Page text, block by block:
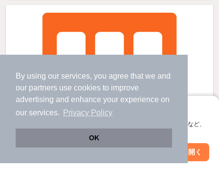
By using our services, you agree that we and
our partners use cookies to improve
advertising and enhance your experience on
our services.
Privacy Policy
OK
アプリに切り替えて、サクサクお部屋探し
会員登録なしですぐ使える。マップ検索やお気に入り保存など、
アプリを開く
絞り込み条件を変更